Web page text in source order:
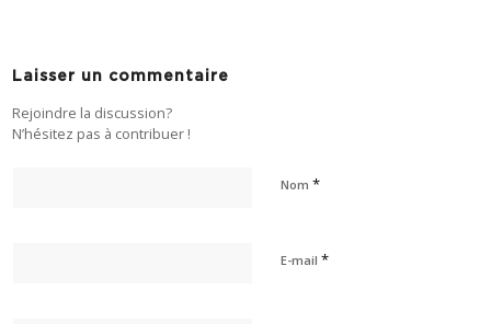
Laisser un commentaire
Rejoindre la discussion?
N’hésitez pas à contribuer !
Nom*
E-mail*